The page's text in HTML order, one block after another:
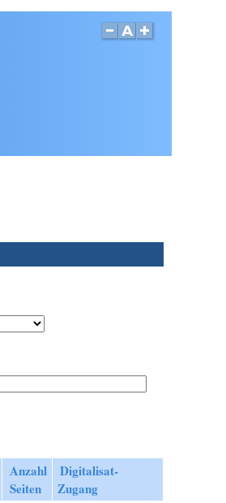
Anzahl
Seiten
Digitalisat-
Zugang